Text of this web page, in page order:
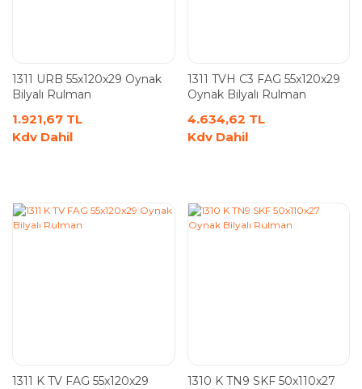
1311 URB 55x120x29 Oynak
Bilyalı Rulman
1.921,67 TL
Kdv Dahil
1311 TVH C3 FAG 55x120x29
Oynak Bilyalı Rulman
4.634,62 TL
Kdv Dahil
1311 K TV FAG 55x120x29
1310 K TN9 SKF 50x110x27